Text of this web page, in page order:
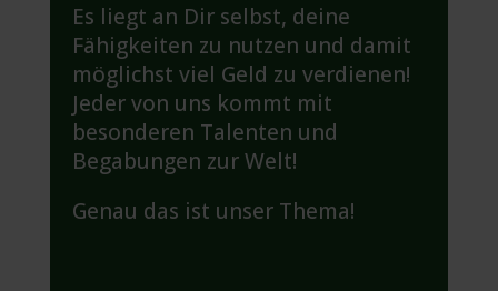
Es liegt an Dir selbst, deine
Fähigkeiten zu nutzen und damit
möglichst viel Geld zu verdienen!
Jeder von uns kommt mit
besonderen Talenten und
Begabungen zur Welt!
Genau das ist unser Thema!